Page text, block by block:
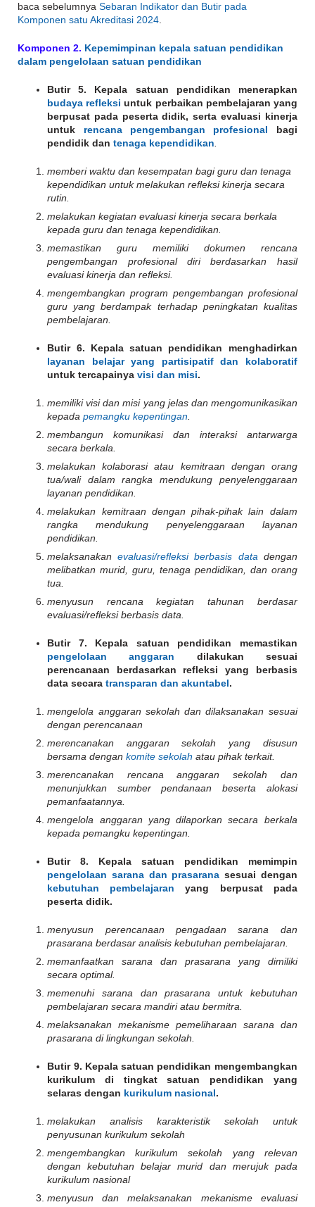
baca sebelumnyaSebaran Indikator dan Butir pada
Komponen satu Akreditasi 2024
Komponen 2. Kepemimpinan kepala satuan pendidikan
dalam pengelolaan satuan pendidikan
Butir 5. Kepala satuan pendidikan menerapkan
budaya refleksi untuk perbaikan pembelajaran yang
berpusat pada peserta didik, serta evaluasi kinerja
untuk rencana pengembangan profesional bagi
pendidik dantenaga kependidikan
memberi waktu dan kesempatan bagi guru dan tenaga
kependidikan untuk melakukan refleksi kinerja secara
rutin.
melakukan kegiatan evaluasi kinerja secara berkala
kepada guru dan tenaga kependidikan.
memastikan guru memiliki dokumen rencana
pengembangan profesional diri berdasarkan hasil
evaluasi kinerja dan refleksi.
mengembangkan program pengembangan profesional
guru yang berdampak terhadap peningkatan kualitas
pembelajaran.
Butir 6. Kepala satuan pendidikan menghadirkan
layanan belajar yang partisipatif dan kolaboratif
untuk tercapainyavisi dan misi.
memiliki visi dan misi yang jelas dan mengomunikasikan
kepadapemangku kepentingan
membangun komunikasi dan interaksi antarwarga
secara berkala.
melakukan kolaborasi atau kemitraan dengan orang
tua/wali dalam rangka mendukung penyelenggaraan
layanan pendidikan.
melakukan kemitraan dengan pihak-pihak lain dalam
rangka mendukung penyelenggaraan layanan
pendidikan.
melaksanakanevaluasi/refleksi berbasis data dengan
melibatkan murid, guru, tenaga pendidikan, dan orang
tua.
menyusun rencana kegiatan tahunan berdasar
evaluasi/refleksi berbasis data.
Butir 7. Kepala satuan pendidikan memastikan
pengelolaan anggaran dilakukan sesuai
perencanaan berdasarkan refleksi yang berbasis
data secaratransparan dan akuntabel.
mengelola anggaran sekolah dan dilaksanakan sesuai
dengan perencanaan
merencanakan anggaran sekolah yang disusun
bersama dengankomite sekolah atau pihak terkait.
merencanakan rencana anggaran sekolah dan
menunjukkan sumber pendanaan beserta alokasi
pemanfaatannya.
mengelola anggaran yang dilaporkan secara berkala
kepada pemangku kepentingan.
Butir 8. Kepala satuan pendidikan memimpin
pengelolaan sarana dan prasarana sesuai dengan
kebutuhan pembelajaran yang berpusat pada
peserta didik.
menyusun perencanaan pengadaan sarana dan
prasarana berdasar analisis kebutuhan pembelajaran.
memanfaatkan sarana dan prasarana yang dimiliki
secara optimal.
memenuhi sarana dan prasarana untuk kebutuhan
pembelajaran secara mandiri atau bermitra.
melaksanakan mekanisme pemeliharaan sarana dan
prasarana di lingkungan sekolah.
Butir 9. Kepala satuan pendidikan mengembangkan
kurikulum di tingkat satuan pendidikan yang
selaras dengan kurikulum nasional.
melakukan analisis karakteristik sekolah untuk
penyusunan kurikulum sekolah
mengembangkan kurikulum sekolah yang relevan
dengan kebutuhan belajar murid dan merujuk pada
kurikulum nasional
menyusun dan melaksanakan mekanisme evaluasi